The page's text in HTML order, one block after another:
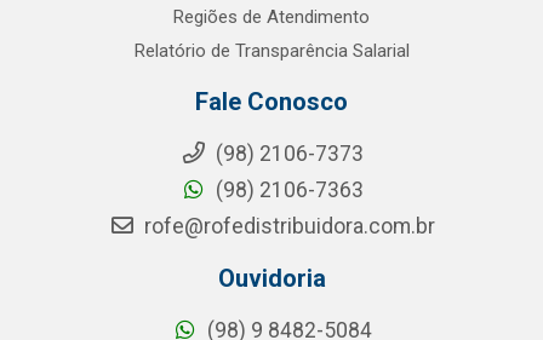
Regiões de Atendimento
Relatório de Transparência Salarial
Fale Conosco
(98) 2106-7373
(98) 2106-7363
rofe@rofedistribuidora.com.br
Ouvidoria
(98) 9 8482-5084